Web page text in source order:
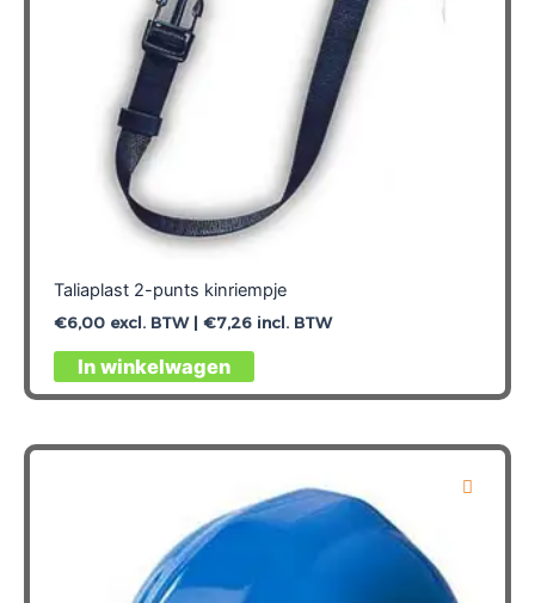
Taliaplast 2-punts kinriempje
€6,00excl. BTW | €7,26incl. BTW
In winkelwagen